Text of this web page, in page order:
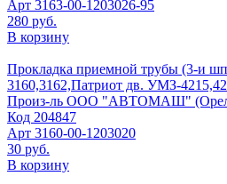
Арт 3163-00-1203026-95
280 руб.
В корзину
Прокладка приемной трубы (3-и
3160,3162,Патриот дв. УМЗ-
Произ-ль ООО "АВТОМАШ"
Код 204847
Арт 3160-00-1203020
30 руб.
В корзину